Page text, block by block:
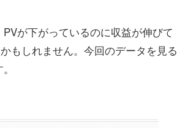
が下がっているのに収益が伸びて
もしれません。今回のデータを見る